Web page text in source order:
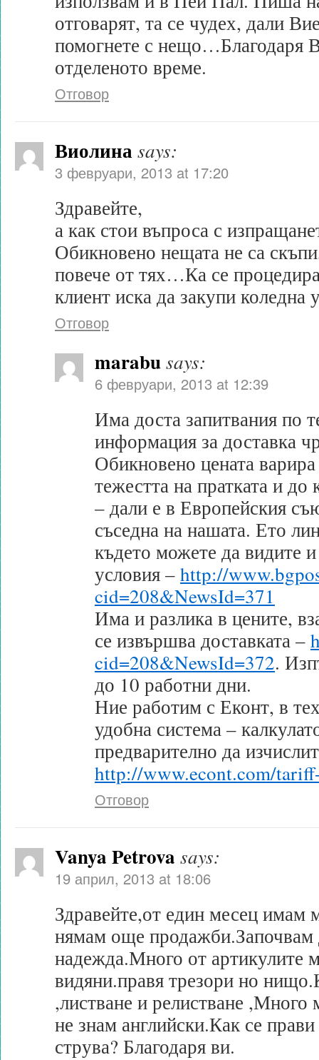
отговарят, та се чудех, дали
помогнете с нещо…Благодаря
отделеното време.
Отговор
Виолина says:
3 февруари, 2013 at 17:20
Здравейте,
а как стои въпроса с
Обикновено нещата не са
повече от тях…Ка се
клиент иска да закупи коледна
Отговор
marabusays:
6 февруари, 2013 at 12:39
Има доста запитвания по
информация за доставка
Обикновено цената
тежестта на пратката и до
– дали е в Европейския
съседна на нашата. Ето
където можете да видите
условия –http://
cid=208&NewsId=371
Има и разлика в цените,
се извършва доставката –
cid=208&NewsId=372.
до 10 работни дни.
Ние работим с Еконт, в
удобна система –
предварително да
http://www.econt.com/
Отговор
Vanya Petrova says:
19 април, 2013 at 18:06
Здравейте,от един месец имам
нямам още продажби.Започвам
надежда.Много от артикулите
видяни.правя трезори но
,листване и релистване
не знам английски.Как се
струва? Благодаря ви.